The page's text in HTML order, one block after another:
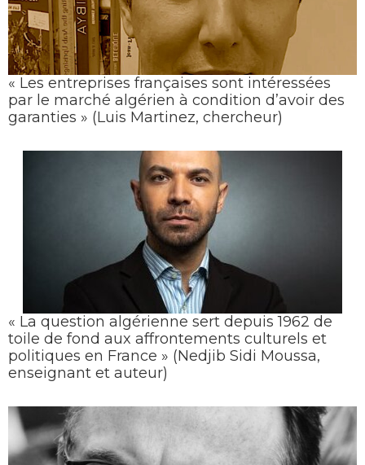
« Les entreprises françaises sont intéressées
par le marché algérien à condition d’avoir des
garanties » (Luis Martinez, chercheur)
« La question algérienne sert depuis 1962 de
toile de fond aux affrontements culturels et
politiques en France » (Nedjib Sidi Moussa,
enseignant et auteur)